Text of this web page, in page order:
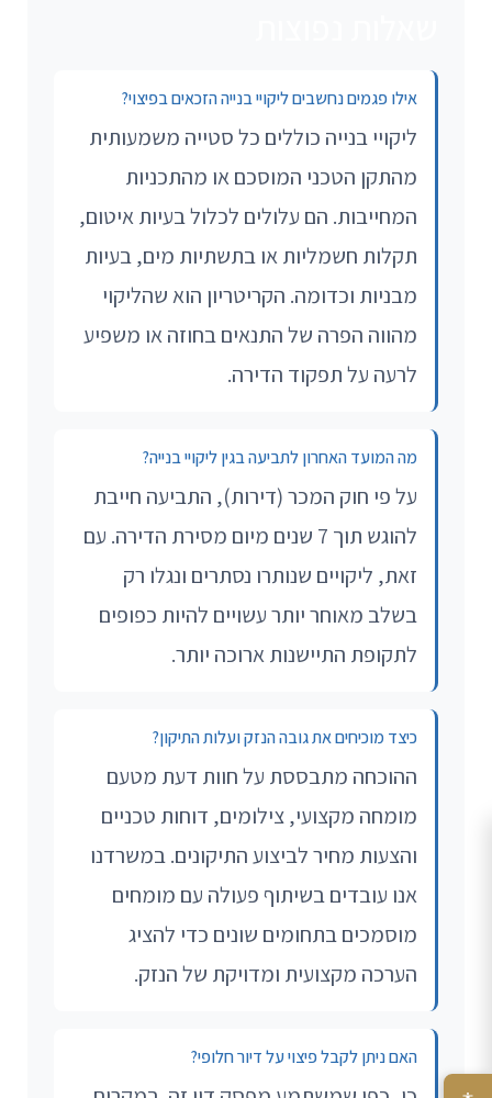
אילו פגמים נחשבים ליקויי בנייה הזכאים בפיצוי?
ליקויי בנייה כוללים כל סטייה משמעותית
מהתקן הטכני המוסכם או מהתכניות
המחייבות. הם עלולים לכלול בעיות איטום,
תקלות חשמליות או בתשתיות מים, בעיות
מבניות וכדומה. הקריטריון הוא שהליקוי
מהווה הפרה של התנאים בחוזה או משפיע
לרעה על תפקוד הדירה.
מה המועד האחרון לתביעה בגין ליקויי בנייה?
על פי חוק המכר (דירות), התביעה חייבת
להוגש תוך 7 שנים מיום מסירת הדירה. עם
זאת, ליקויים שנותרו נסתרים ונגלו רק
בשלב מאוחר יותר עשויים להיות כפופים
לתקופת התיישנות ארוכה יותר.
כיצד מוכיחים את גובה הנזק ועלות התיקון?
ההוכחה מתבססת על חוות דעת מטעם
מומחה מקצועי, צילומים, דוחות טכניים
והצעות מחיר לביצוע התיקונים. במשרדנו
אנו עובדים בשיתוף פעולה עם מומחים
מוסמכים בתחומים שונים כדי להציג
הערכה מקצועית ומדויקת של הנזק.
האם ניתן לקבל פיצוי על דיור חלופי?